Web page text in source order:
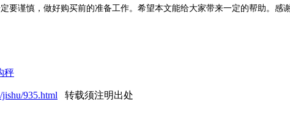
谨慎，做好购买前的准备工作。希望本文能给大家带来一定的帮助。感谢
秤
935.html 转载须注明出处